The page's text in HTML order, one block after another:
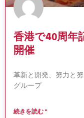
香港で40周年
開催
革新と開発、努力と
グループ
続きを読む "